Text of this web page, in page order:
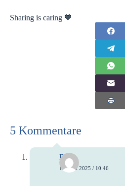
Sharing is caring 🧡
5 Kommentare
Britta
15. Juni 2025 / 10:46